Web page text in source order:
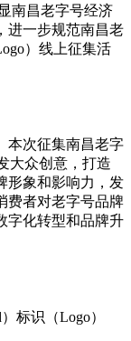
南昌老字号经济
进一步规范南昌老
）线上征集活
本次征集南昌老字
大众创意，打造
形象和影响力，发
费者对老字号品牌
字化转型和品牌升
标识（Logo）